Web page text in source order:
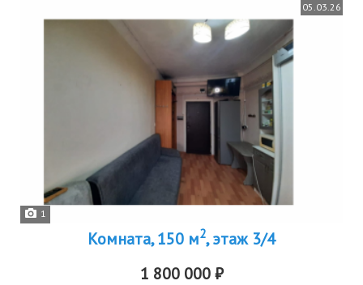
05.03.26
1
Комната, 150 м2, этаж 3/4
1 800 000 ₽